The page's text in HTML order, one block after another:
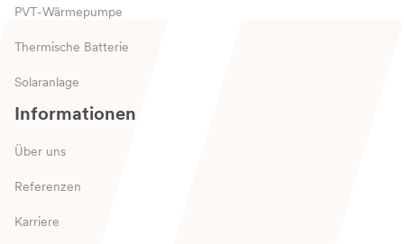
PVT-Wärmepumpe
Thermische Batterie
Solaranlage
Informationen
Über uns
Referenzen
Karriere